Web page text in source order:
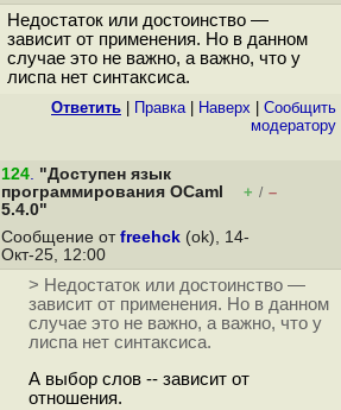
Недостаток или достоинство —
зависит от применения. Но в данном
случае это не важно, а важно, что у
лиспа нет синтаксиса.
Ответить Правка| Наверх
Cообщить
модератору
124. "Доступен язык
программирования OCaml
5.4.0"
+ / –
Сообщение от freehck (ok), 14-
Окт-25, 12:00
> Недостаток или достоинство —
зависит от применения. Но в данном
случае это не важно, а важно, что у
лиспа нет синтаксиса.
А выбор слов -- зависит от
отношения.